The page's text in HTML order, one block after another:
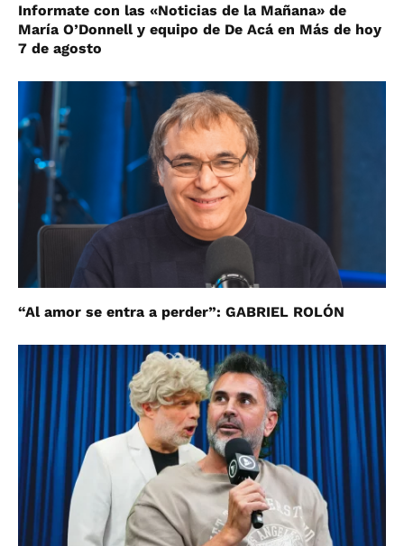
Informate con las «Noticias de la Mañana» de
María O’Donnell y equipo de De Acá en Más de hoy
7 de agosto
“Al amor se entra a perder”: GABRIEL ROLÓN